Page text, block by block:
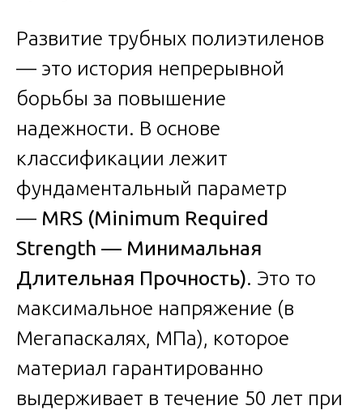
Развитие трубных полиэтиленов
— это история непрерывной
борьбы за повышение
надежности. В основе
классификации лежит
фундаментальный параметр
— MRS (Minimum Required
Strength — Минимальная
Длительная Прочность). Это то
максимальное напряжение (в
Мегапаскалях, МПа), которое
материал гарантированно
выдерживает в течение 50 лет при